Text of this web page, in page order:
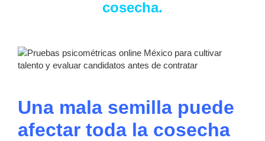
cosecha.
Una mala semilla puede
afectar toda la cosecha